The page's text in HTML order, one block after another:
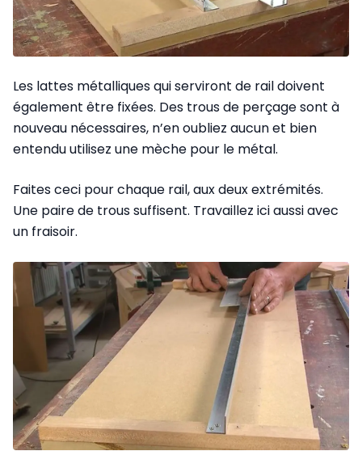
Les lattes métalliques qui serviront de rail doivent
également être fixées. Des trous de perçage sont à
nouveau nécessaires, n’en oubliez aucun et bien
entendu utilisez une mèche pour le métal.
Faites ceci pour chaque rail, aux deux extrémités.
Une paire de trous suffisent. Travaillez ici aussi avec
un fraisoir.